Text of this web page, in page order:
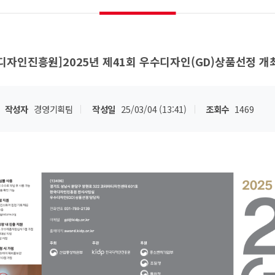
자인진흥원]2025년 제41회 우수디자인(GD)상품선정 개
작성자 경영기획팀 작성일 25/03/04 (13:41) 조회수 1469